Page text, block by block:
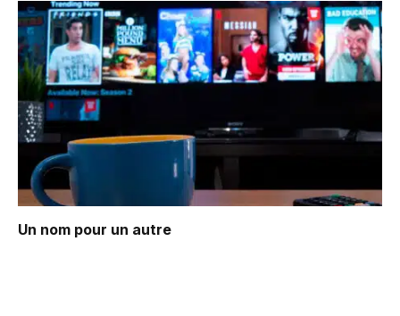
Un nom pour un autre